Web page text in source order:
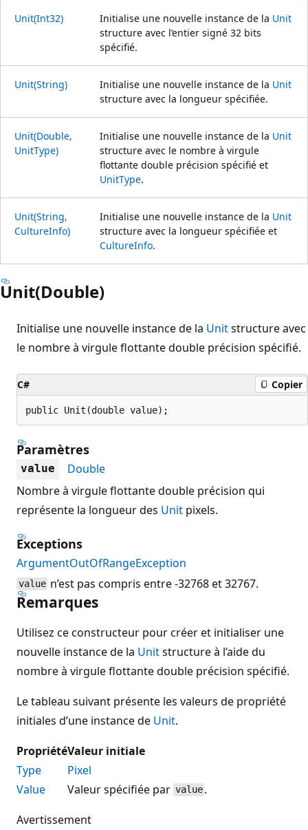
Unit(Int32) Initialise une nouvelle instance de la Unit
structure avec l’entier signé 32 bits
spécifié.
Unit(String) Initialise une nouvelle instance de la Unit
structure avec la longueur spécifiée.
Unit(Double,
UnitType)
Initialise une nouvelle instance de la Unit
structure avec le nombre à virgule
flottante double précision spécifié et
UnitType.
Unit(String,
CultureInfo)
Initialise une nouvelle instance de la Unit
structure avec la longueur spécifiée et
CultureInfo.
Unit(Double)
Initialise une nouvelle instance de la Unitstructure avec
le nombre à virgule flottante double précision spécifié.
C# Copier
public Unit(double value);
Paramètres
value
Double
Nombre à virgule flottante double précision qui
représente la longueur des Unit pixels.
Exceptions
ArgumentOutOfRangeException
value n’est pas compris entre -32768 et 32767.
Remarques
Utilisez ce constructeur pour créer et initialiser une
nouvelle instance de la Unitstructure à l’aide du
nombre à virgule flottante double précision spécifié.
Le tableau suivant présente les valeurs de propriété
initiales d’une instance de Unit.
PropriétéValeur initiale
Type
Pixel
Value
Valeur spécifiée par value .
Avertissement